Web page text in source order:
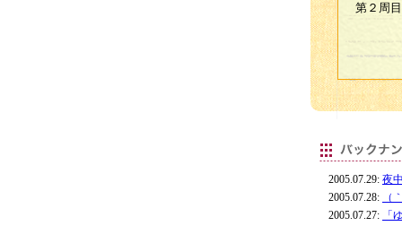
第２周
2005.07.29: 夜
2005.07.28:
（
2005.07.27:
「